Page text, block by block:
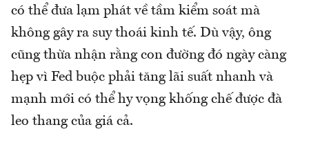
có thể đưa lạm phát về tầm kiểm soát mà
không gây ra suy thoái kinh tế. Dù vậy, ông
cũng thừa nhận rằng con đường đó ngày càng
hẹp vì Fed buộc phải tăng lãi suất nhanh và
mạnh mới có thể hy vọng khống chế được đà
leo thang của giá cả.